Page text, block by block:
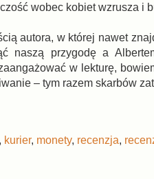
wobec kobiet wzrusza i
autora, w której nawet
naszą przygodę a
w lekturę,
– tym razem skarbów
, kurier, monety, recenzja,